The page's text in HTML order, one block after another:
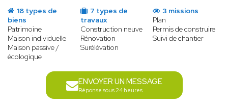
18 types de
biens
Patrimoine
Maison individuelle
Maison passive /
écologique
7 types de
travaux
Construction neuve
Rénovation
Surélévation
3 missions
Plan
Permis de construire
Suivi de chantier
ENVOYER UN MESSAGE
Réponse sous 24 heures